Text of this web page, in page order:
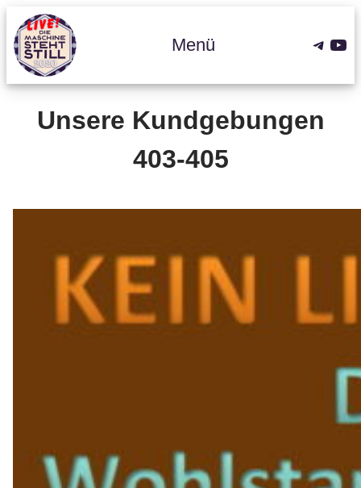
Zum
Inhalt
springen
Menü
Unsere Kundgebungen
403-405